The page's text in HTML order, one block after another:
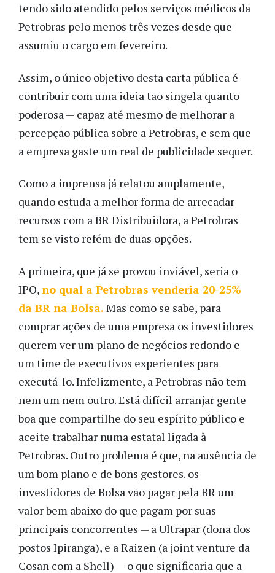
tendo sido atendido pelos serviços médicos da
Petrobras pelo menos três vezes desde que
assumiu o cargo em fevereiro.
Assim, o único objetivo desta carta pública é
contribuir com uma ideia tão singela quanto
poderosa — capaz até mesmo de melhorar a
percepção pública sobre a Petrobras, e sem que
a empresa gaste um real de publicidade sequer.
Como a imprensa já relatou amplamente,
quando estuda a melhor forma de arrecadar
recursos com a BR Distribuidora, a Petrobras
tem se visto refém de duas opções.
A primeira, que já se provou inviável, seria o
IPO,no qual a Petrobras venderia 20-25%
da BR na Bolsa. Mas como se sabe, para
comprar ações de uma empresa os investidores
querem ver um plano de negócios redondo e
um time de executivos experientes para
executá-lo. Infelizmente, a Petrobras não tem
nem um nem outro. Está difícil arranjar gente
boa que compartilhe do seu espírito público e
aceite trabalhar numa estatal ligada à
Petrobras. Outro problema é que, na ausência de
um bom plano e de bons gestores. os
investidores de Bolsa vão pagar pela BR um
valor bem abaixo do que pagam por suas
principais concorrentes — a Ultrapar (dona dos
postos Ipiranga), e a Raizen (a joint venture da
Cosan com a Shell) — o que significaria que a